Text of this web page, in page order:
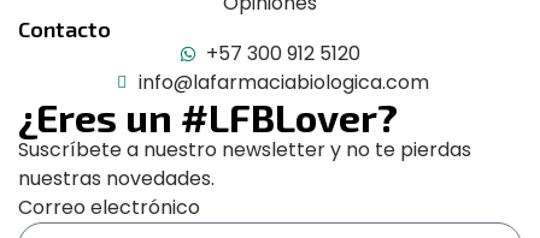
Contacto
+57 300 912 5120
info@lafarmaciabiologica.com
¿Eres un #LFBLover?
Suscríbete a nuestro newsletter y no te pierdas
nuestras novedades.
Correo electrónico